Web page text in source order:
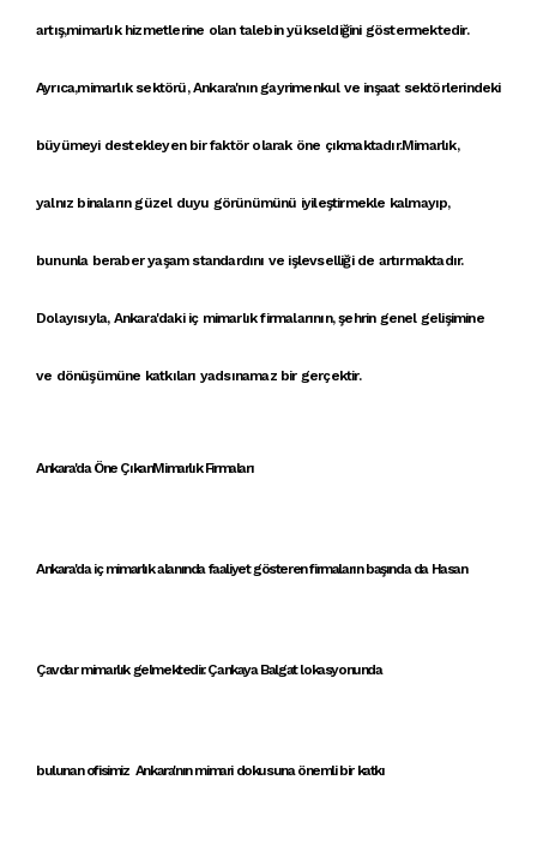
artış,mimarlık hizmetlerine olan talebin yükseldiğini göstermektedir.
Ayrıca,mimarlık sektörü,Ankara'nın gayrimenkul ve inşaat sektörlerindeki
büyümeyi destekleyen bir faktör olarak öne çıkmaktadır.Mimarlık,
yalnız binaların güzel duyu görünümünü iyileştirmekle kalmayıp,
bununla beraber yaşam standardını ve işlevselliği de artırmaktadır.
Dolayısıyla, Ankara'daki iç mimarlık firmalarının, şehrin genel gelişimine
ve dönüşümüne katkıları yadsınamaz bir gerçektir.
Ankara'da Öne ÇıkanMimarlık Firmaları
Ankara'da iç mimarlık alanında faaliyet gösterenfirmaların başında da Hasan
Çavdar mimarlıkgelmektedir.Çankaya Balgatlokasyonunda
bulunanofisimiz Ankara'nın mimari dokusuna önemli bir katkı